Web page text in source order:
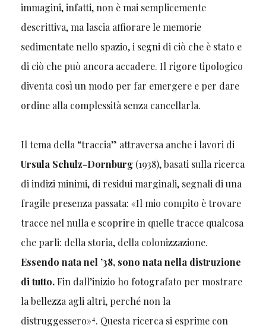
immagini, infatti, non è mai semplicemente
descrittiva, ma lascia affiorare le memorie
sedimentate nello spazio, i segni di ciò che è stato e
di ciò che può ancora accadere. Il rigore tipologico
diventa così un modo per far emergere e per dare
ordine alla complessità senza cancellarla.
Il tema della “traccia” attraversa anche i lavori di
Ursula Schulz-Dornburg (1938), basati sulla ricerca
di indizi minimi, di residui marginali, segnali di una
fragile presenza passata: «Il mio compito è trovare
tracce nel nulla e scoprire in quelle tracce qualcosa
che parli: della storia, della colonizzazione.
Essendo nata nel ’38, sono nata nella distruzione
di tutto.Fin dall’inizio ho fotografato per mostrare
la bellezza agli altri, perché non la
distruggessero»4. Questa ricerca si esprime con